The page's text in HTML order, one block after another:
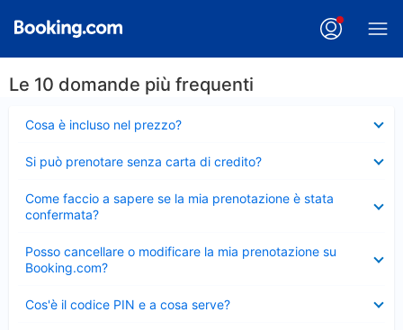
Le 10 domande più frequenti
Cosa è incluso nel prezzo?
chiuso
Si può prenotare senza carta di credito?
chiuso
Come faccio a sapere se la mia prenotazione è stata
confermata?
chiuso
Posso cancellare o modificare la mia prenotazione su
Booking.com?
chiuso
Cos'è il codice PIN e a cosa serve?
chiuso